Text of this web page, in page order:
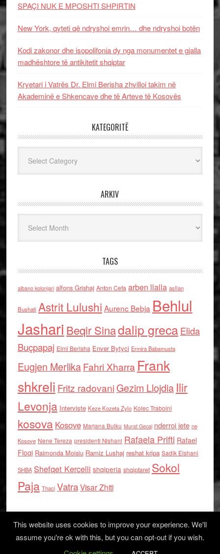
SPAÇI NUK E MPOSHTI SHPIRTIN
New York, qyteti që ndryshoi emrin… dhe ndryshoi botën
Kodi zakonor dhe isopolifonia dy nga monumentet e gjalla
madhështore të antikitetit shqiptar
Kryetari i Vatrës Dr. Elmi Berisha zhvilloi takim në
Akademinë e Shkencave dhe të Arteve të Kosovës
KATEGORITË
ARKIV
TAGS
albano kolonjari alfons Grishaj Anton Cefa arben llalla asllan
Bushati Astrit Lulushi Aurenc Bebja Behlul
Jashari Beqir Sinadalip grecaElida
Buçpapaj Elmi Berisha Enver Bytyci Ermira Babamusta
Eugjen MerlikaFahri Xharra Frank
shkreli Fritz radovaniGezim Llojdia Ilir
Levonja Interviste Keze Kozeta Zylo Kolec Traboini
kosova Kosove Marjana Bulku Murat Gecaj nderroi jete ne
Kosove Nene Tereza presidenti Nishani Rafaela Prifti Rafael
Floqi Raimonda Moisiu Ramiz Lushaj reshat kripa Sadik Elshani
SHBA Shefqet Kercelli shqiperia shqiptaret Sokol
Paja Thaci VatraVisar Zhiti
This website uses cookies to improve your experience. We'll
assume you're ok with this, but you can opt-out if you wish.